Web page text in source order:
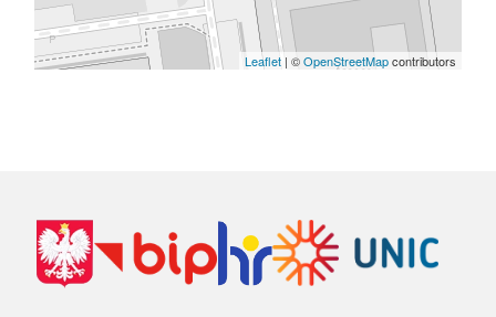
Leaflet| ©OpenStreetMapcontributors